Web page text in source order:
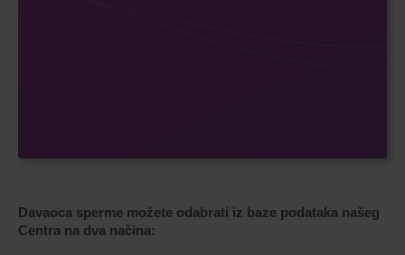
Davaoca sperme možete odabrati iz baze podataka našeg
Centra na dva načina: